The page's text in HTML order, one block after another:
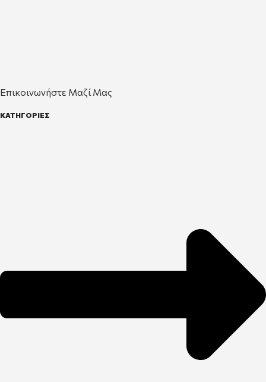
Επικοινωνήστε Μαζί Μας
ΚΑΤΗΓΟΡΙΕΣ